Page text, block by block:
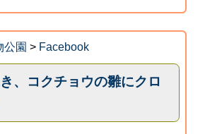
公園 > Facebook
、コクチョウの雛にクロ